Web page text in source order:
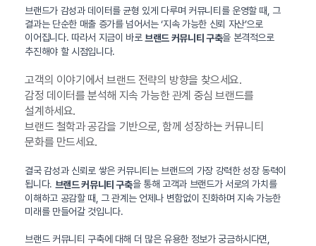
브랜드가 감성과 데이터를 균형 있게 다루며 커뮤니티를 운영할 때, 그
결과는 단순한 매출 증가를 넘어서는 ‘지속 가능한 신뢰 자산’으로
이어집니다. 따라서 지금이 바로브랜드 커뮤니티 구축을 본격적으로
추진해야 할 시점입니다.
고객의 이야기에서 브랜드 전략의 방향을 찾으세요.
감정 데이터를 분석해 지속 가능한 관계 중심 브랜드를
설계하세요.
브랜드 철학과 공감을 기반으로, 함께 성장하는 커뮤니티
문화를 만드세요.
결국 감성과 신뢰로 쌓은 커뮤니티는 브랜드의 가장 강력한 성장 동력이
됩니다. 브랜드 커뮤니티 구축을 통해 고객과 브랜드가 서로의 가치를
이해하고 공감할 때, 그 관계는 언제나 변함없이 진화하며 지속 가능한
미래를 만들어갈 것입니다.
브랜드 커뮤니티 구축에 대해 더 많은 유용한 정보가 궁금하시다면,